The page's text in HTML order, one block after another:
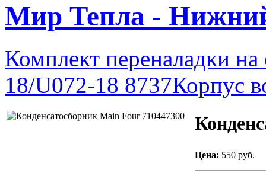
Мир Тепла -
Комплект переналадки
18/U072-18 8737Корпус
Цена: 550 руб.